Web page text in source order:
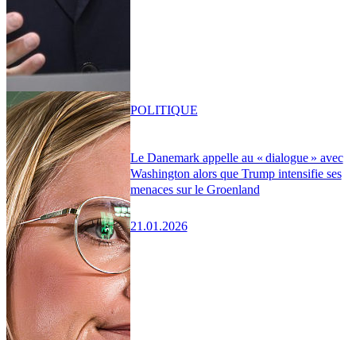
Le Danemark appelle au « dialogue » avec
Washington alors que Trump intensifie ses
menaces sur le Groenland
21.01.2026
POLITIQUE